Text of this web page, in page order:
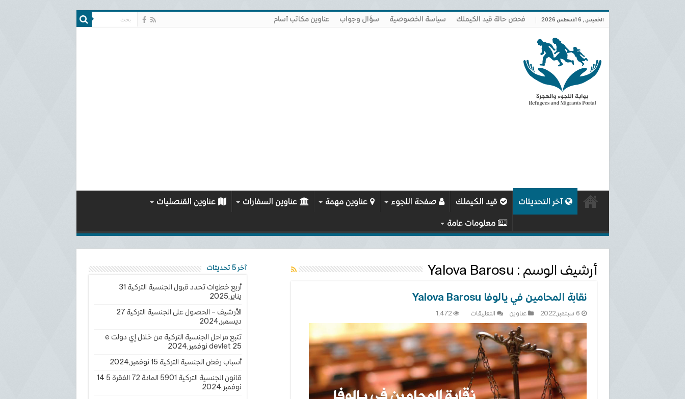
الخميس , 6 أغسطس 2026 فحص حالة قيد الكيملك سياسة الخصوصية سؤال وجواب عناوين مكاتب آسام
آخر التحديثات قيد الكيملك صفحة اللجوء عناوين مهمة عناوين السفارات عناوين القنصليات
معلومات عامة
أرشيف الوسم : Yalova Barosu
نقابة المحامين في يالوفا Yalova Barosu
6 سبتمبر,2022 عناوين التعليقات
المحامين
في
يالوفا
Yalova
Barosu
مغلقة
1,472
آخر 5 تحديثات
أربع خطوات تحدد قبول الجنسية التركية 31
يناير,2025
الأرشيف – الحصول على الجنسية التركية 27
ديسمبر,2024
تتبع مراحل الجنسية التركية من خلال إي دولت e
devlet 25 نوفمبر,2024
أسباب رفض الجنسية التركية 15 نوفمبر,2024
قانون الجنسية التركية 5901 المادة 72 الفقرة 5
14
نوفمبر,2024